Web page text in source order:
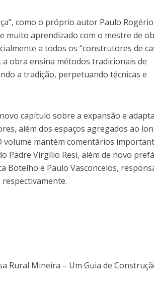
como o próprio autor Paulo
aprendizado com o mestre de
a todos os “construtores de
a obra ensina métodos tradicionais de
a tradição, perpetuando técnicas e
capítulo sobre a expansão e
além dos espaços agregados ao
volume mantém comentários
Padre Virgílio Resi, além de novo
Botelho e Paulo Vasconcelos,
Rural Mineira – Um Guia de